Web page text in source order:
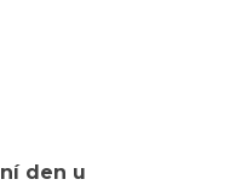
den u